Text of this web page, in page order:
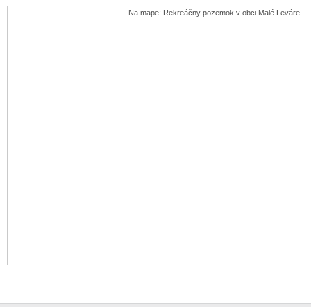
Na mape: Rekreáčny pozemok v obci Malé Leváre